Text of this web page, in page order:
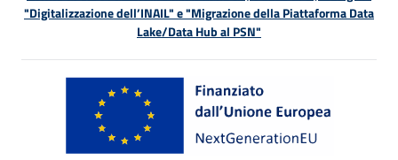
"Digitalizzazione dell’INAIL" e "Migrazione della Piattaforma Data
Lake/Data Hub al PSN"